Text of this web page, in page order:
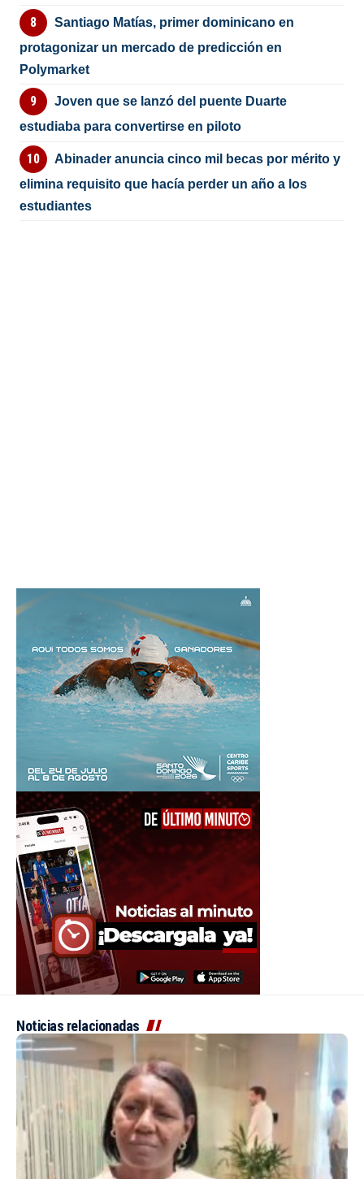
Santiago Matías, primer dominicano en
protagonizar un mercado de predicción en
Polymarket
Joven que se lanzó del puente Duarte
estudiaba para convertirse en piloto
Abinader anuncia cinco mil becas por mérito y
elimina requisito que hacía perder un año a los
estudiantes
Noticias relacionadas